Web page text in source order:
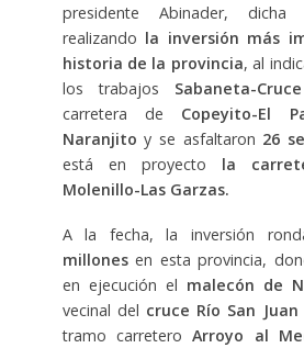
presidente Abinader, dicha
realizando la inversión más
historia de la provincia, al
los trabajos Sabaneta-
carretera de Copeyito-El
Naranjito y se asfaltaron 26
está en proyecto la
Molenillo-Las Garzas.
A la fecha, la inversión
millonesen esta provincia,
en ejecución el malecón de
vecinal del cruce Río San
tramo carreteroArroyo al